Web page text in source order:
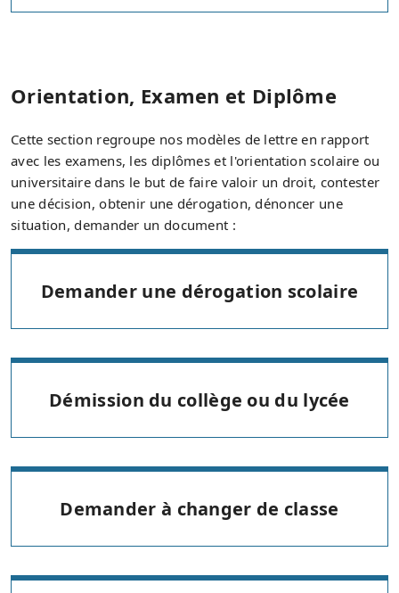
Orientation, Examen et Diplôme
Cette section regroupe nos modèles de lettre en rapport
avec les examens, les diplômes et l'orientation scolaire ou
universitaire dans le but de faire valoir un droit, contester
une décision, obtenir une dérogation, dénoncer une
situation, demander un document :
Demander une dérogation scolaire
Démission du collège ou du lycée
Demander à changer de classe